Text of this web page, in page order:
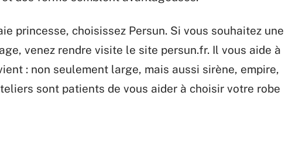
princesse, choisissez Persun. Si vous souhaitez une
venez rendre visite le site persun.fr. Il vous aide à
: non seulement large, mais aussi sirène, empire,
sont patients de vous aider à choisir votre robe